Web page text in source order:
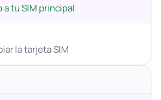
tu SIM principal
la tarjeta SIM